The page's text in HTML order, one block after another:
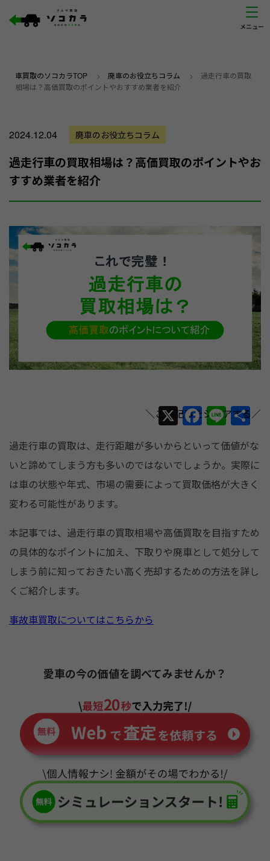
車買取のソコカラTOP > 廃車のお役立ちコラム > 過走行車の買取
相場は？高価買取のポイントやおすすめ業者を紹介
2024.12.04 廃車のお役立ちコラム
過走行車の買取相場は？高価買取のポイントやお
すすめ業者を紹介
X F
a
c
e
b
o
k
Li
n
e
共
有
過走行車の買取は、走行距離が多いからといって価値がな
いと諦めてしまう方も多いのではないでしょうか。実際に
は車の状態や年式、市場の需要によって買取価格が大きく
変わる可能性があります。
本記事では、過走行車の買取相場や高価買取を目指すため
の具体的なポイントに加え、下取りや廃車として処分して
しまう前に知っておきたい高く売却するための方法を詳し
くご紹介します。
事故車買取についてはこちらから
愛車の今の価値を調べてみませんか？